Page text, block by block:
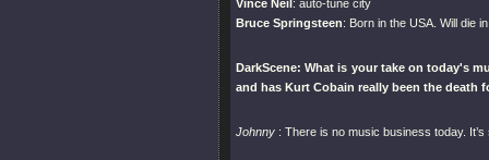
Vince Neil: auto-tune city
Bruce Springsteen: Born in the USA. Will die
DarkScene: What is your take on today's
and has Kurt Cobain really been the death
Johnny : There is no music business today.